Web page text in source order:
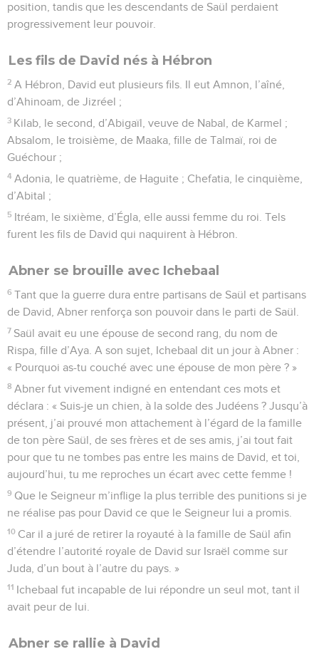
position, tandis que les descendants de Saül perdaient
progressivement leur pouvoir.
Les fils de David nés à Hébron
2 A Hébron, David eut plusieurs fils. Il eut Amnon, l’aîné,
d’Ahinoam, de Jizréel ;
3 Kilab, le second, d’Abigaïl, veuve de Nabal, de Karmel ;
Absalom, le troisième, de Maaka, fille de Talmaï, roi de
Guéchour ;
4 Adonia, le quatrième, de Haguite ; Chefatia, le cinquième,
d’Abital ;
5 Itréam, le sixième, d’Égla, elle aussi femme du roi. Tels
furent les fils de David qui naquirent à Hébron.
Abner se brouille avec Ichebaal
6 Tant que la guerre dura entre partisans de Saül et partisans
de David, Abner renforça son pouvoir dans le parti de Saül.
7 Saül avait eu une épouse de second rang, du nom de
Rispa, fille d’Aya. A son sujet, Ichebaal dit un jour à Abner :
« Pourquoi as-tu couché avec une épouse de mon père ? »
8 Abner fut vivement indigné en entendant ces mots et
déclara : « Suis-je un chien, à la solde des Judéens ? Jusqu’à
présent, j’ai prouvé mon attachement à l’égard de la famille
de ton père Saül, de ses frères et de ses amis, j’ai tout fait
pour que tu ne tombes pas entre les mains de David, et toi,
aujourd’hui, tu me reproches un écart avec cette femme !
9 Que le Seigneur m’inflige la plus terrible des punitions si je
ne réalise pas pour David ce que le Seigneur lui a promis.
10 Car il a juré de retirer la royauté à la famille de Saül afin
d’étendre l’autorité royale de David sur Israël comme sur
Juda, d’un bout à l’autre du pays. »
11 Ichebaal fut incapable de lui répondre un seul mot, tant il
avait peur de lui.
Abner se rallie à David